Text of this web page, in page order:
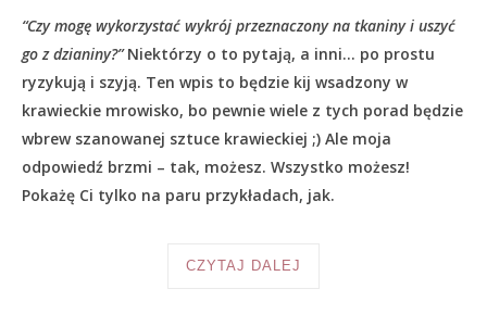
“Czy mogę wykorzystać wykrój przeznaczony na tkaniny i uszyć
go z dzianiny?”Niektórzy o to pytają, a inni… po prostu
ryzykują i szyją. Ten wpis to będzie kij wsadzony w
krawieckie mrowisko, bo pewnie wiele z tych porad będzie
wbrew szanowanej sztuce krawieckiej ;) Ale moja
odpowiedź brzmi – tak, możesz. Wszystko możesz!
Pokażę Ci tylko na paru przykładach, jak.
CZYTAJ DALEJ